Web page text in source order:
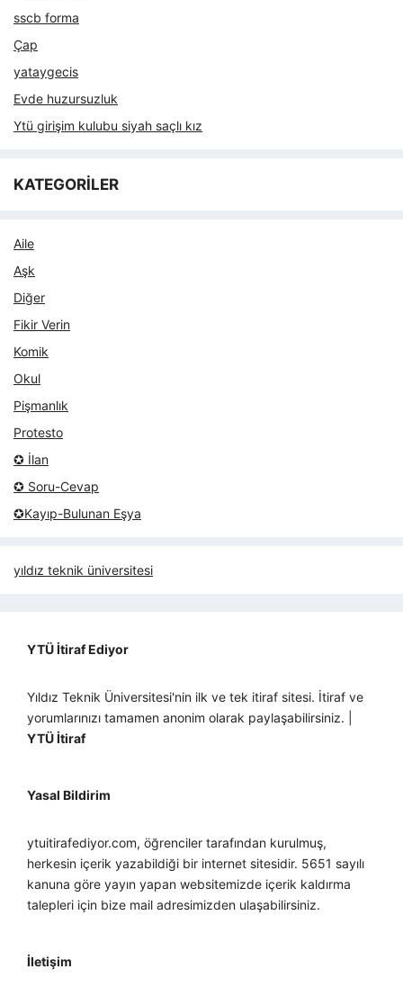
sscb forma
Çap
yataygecis
Evde huzursuzluk
Ytü girişim kulubu siyah saçlı kız
KATEGORİLER
Aile
Aşk
Diğer
Fikir Verin
Komik
Okul
Pişmanlık
Protesto
✪ İlan
✪ Soru-Cevap
✪Kayıp-Bulunan Eşya
yıldız teknik üniversitesi
YTÜ İtiraf Ediyor
Yıldız Teknik Üniversitesi'nin ilk ve tek itiraf sitesi. İtiraf ve
yorumlarınızı tamamen anonim olarak paylaşabilirsiniz. |
YTÜ İtiraf
Yasal Bildirim
ytuitirafediyor.com, öğrenciler tarafından kurulmuş,
herkesin içerik yazabildiği bir internet sitesidir. 5651 sayılı
kanuna göre yayın yapan websitemizde içerik kaldırma
talepleri için bize mail adresimizden ulaşabilirsiniz.
İletişim